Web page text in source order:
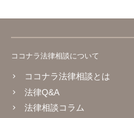
ココナラ法律相談について
ココナラ法律相談とは
法律Q&A
法律相談コラム